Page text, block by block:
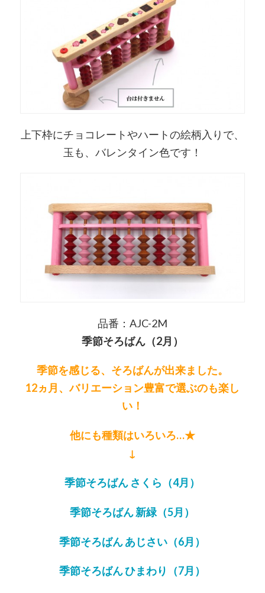
上下枠にチョコレートやハートの絵柄入りで、
玉も、バレンタイン色です！
品番：AJC-2M
季節そろばん（2月）
季節を感じる、そろばんが出来ました。
12ヵ月、バリエーション豊富で選ぶのも楽し
い！
他にも種類はいろいろ…★
↓
季節そろばん さくら（4月）
季節そろばん 新緑（5月）
季節そろばん あじさい（6月）
季節そろばん ひまわり（7月）